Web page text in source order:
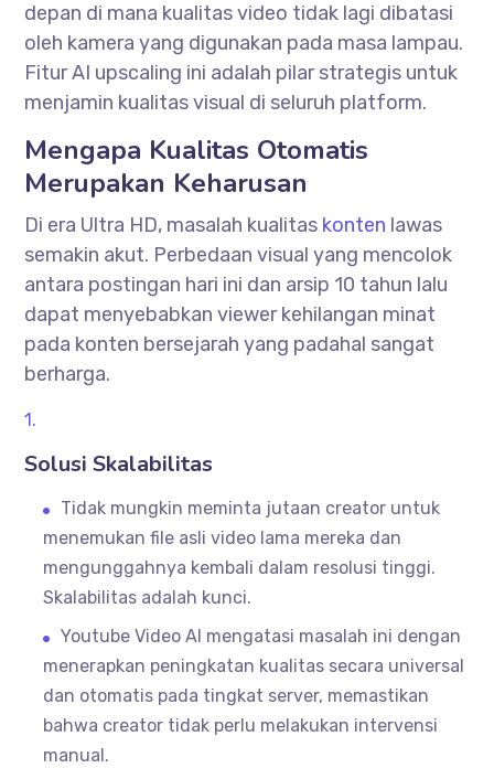
depan di mana kualitas video tidak lagi dibatasi
oleh kamera yang digunakan pada masa lampau.
Fitur AI upscaling ini adalah pilar strategis untuk
menjamin kualitas visual di seluruh platform.
Mengapa Kualitas Otomatis
Merupakan Keharusan
Di era Ultra HD, masalah kualitas konten lawas
semakin akut. Perbedaan visual yang mencolok
antara postingan hari ini dan arsip 10 tahun lalu
dapat menyebabkan viewer kehilangan minat
pada konten bersejarah yang padahal sangat
berharga.
Solusi Skalabilitas
Tidak mungkin meminta jutaan creator untuk
menemukan file asli video lama mereka dan
mengunggahnya kembali dalam resolusi tinggi.
Skalabilitas adalah kunci.
Youtube Video AI mengatasi masalah ini dengan
menerapkan peningkatan kualitas secara universal
dan otomatis pada tingkat server, memastikan
bahwa creator tidak perlu melakukan intervensi
manual.